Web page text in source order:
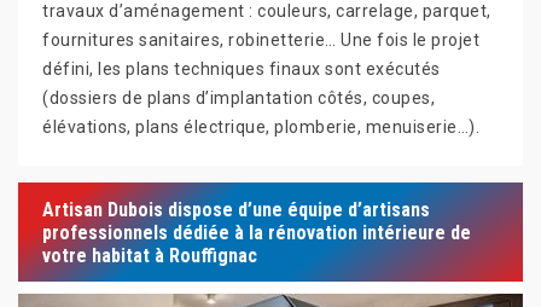
travaux d’aménagement : couleurs, carrelage, parquet,
fournitures sanitaires, robinetterie… Une fois le projet
défini, les plans techniques finaux sont exécutés
(dossiers de plans d’implantation côtés, coupes,
élévations, plans électrique, plomberie, menuiserie…).
Artisan Dubois dispose d’une équipe d’artisans
professionnels dédiée à la rénovation intérieure de
votre habitat à Rouffignac